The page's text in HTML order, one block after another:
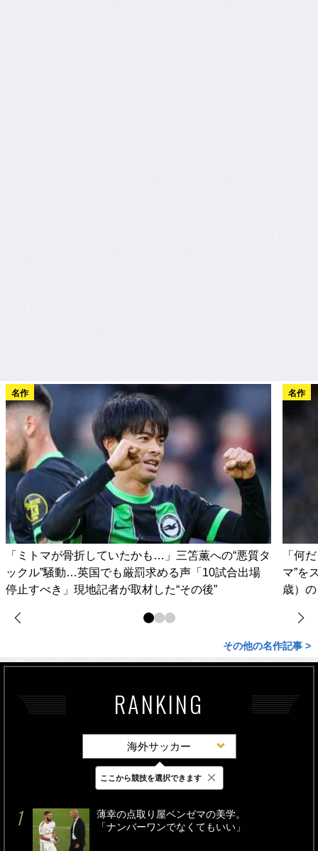
名作
「ミトマが骨折していたかも…」三笘薫への“悪質タ
ックル”騒動…英国でも厳罰求める声「10試合出場
停止すべき」現地記者が取材した“その後”
名作
「何
マ”を
歳）
その他の名作記事 >
RANKING
海外サッカー
最新 24時間 週間
薄幸の点取り屋ベンゼマの美学。
「ナンバーワンでなくてもいい」
ここから競技を選択できます ×